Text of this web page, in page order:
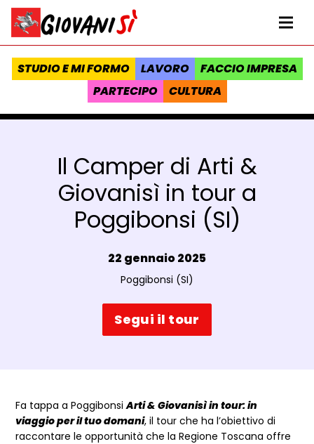
Vai al contenuto
Homepage Giovanisì - Progetto della Regione Toscana
STUDIO E MI FORMO LAVORO
FACCIO IMPRESA
PARTECIPO
CULTURA
Il Camper di Arti &
Giovanisì in tour a
Poggibonsi (SI)
Data e ora:
22 gennaio 2025
Luogo:
Poggibonsi (SI)
Segui il tour
Dettagli evento
Fa tappa a PoggibonsiArti & Giovanisì in tour: in
viaggio per il tuo domani, il tour che ha l’obiettivo di
raccontare le opportunità che la Regione Toscana offre